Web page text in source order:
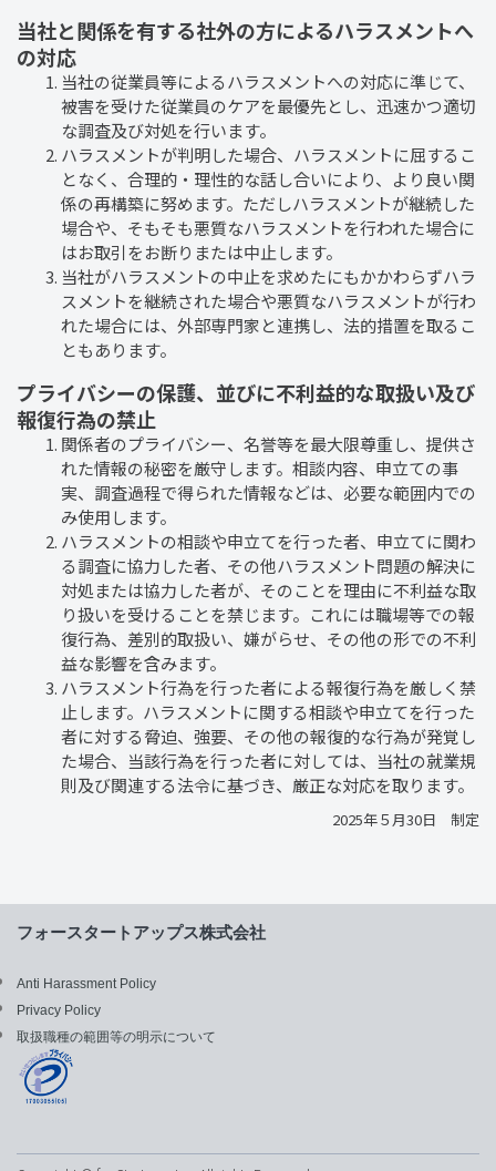
当社と関係を有する社外の方によるハラスメントへ
の対応
当社の従業員等によるハラスメントへの対応に準じて、
被害を受けた従業員のケアを最優先とし、迅速かつ適切
な調査及び対処を行います。
ハラスメントが判明した場合、ハラスメントに屈するこ
となく、合理的・理性的な話し合いにより、より良い関
係の再構築に努めます。ただしハラスメントが継続した
場合や、そもそも悪質なハラスメントを行われた場合に
はお取引をお断りまたは中止します。
当社がハラスメントの中止を求めたにもかかわらずハラ
スメントを継続された場合や悪質なハラスメントが行わ
れた場合には、外部専門家と連携し、法的措置を取るこ
ともあります。
プライバシーの保護、並びに不利益的な取扱い及び
報復行為の禁止
関係者のプライバシー、名誉等を最大限尊重し、提供さ
れた情報の秘密を厳守します。相談内容、申立ての事
実、調査過程で得られた情報などは、必要な範囲内での
み使用します。
ハラスメントの相談や申立てを行った者、申立てに関わ
る調査に協力した者、その他ハラスメント問題の解決に
対処または協力した者が、そのことを理由に不利益な取
り扱いを受けることを禁じます。これには職場等での報
復行為、差別的取扱い、嫌がらせ、その他の形での不利
益な影響を含みます。
ハラスメント行為を行った者による報復行為を厳しく禁
止します。ハラスメントに関する相談や申立てを行った
者に対する脅迫、強要、その他の報復的な行為が発覚し
た場合、当該行為を行った者に対しては、当社の就業規
則及び関連する法令に基づき、厳正な対応を取ります。
2025年５月30日 制定
フォースタートアップス株式会社
Anti Harassment Policy
Privacy Policy
取扱職種の範囲等の明示について